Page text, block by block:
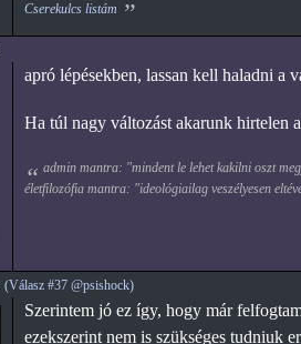
Cserekulcs listám
apró lépésekben, lassan kell haladni a
Ha túl nagy változást akarunk hirtelen
admin mantra: "mindent le lehet kakilni oszt
életfilozófia mantra: "ideológiailag veszélyesen
(Válasz #37 @psishock)
Szerintem jó ez így, hogy már
ezekszerint nem is szükséges tudniuk